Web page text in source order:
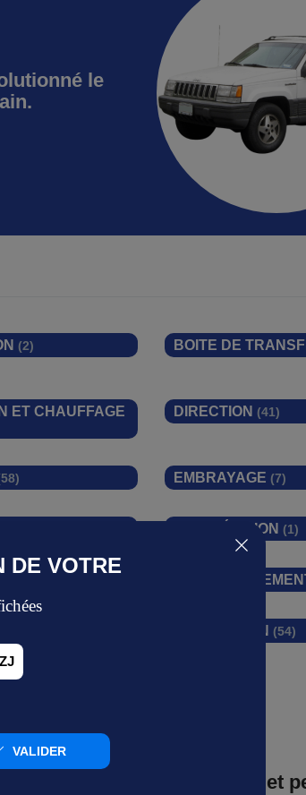
le
(2) BOITE DE
ET CHAUFFAGE DIRECTION (41)
EMBRAYAGE (7)
KITS RÉVISION (1)
SUSPENSION (54)
confort haut de gamme et
DE VOTRE
VALIDER